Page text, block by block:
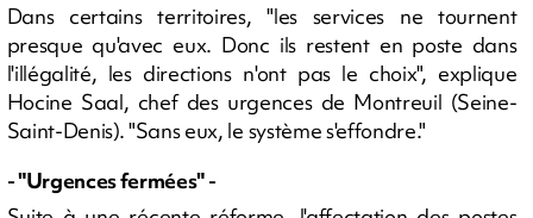
Dans certains territoires, "les services ne tournent
presque qu'avec eux. Donc ils restent en poste dans
l'illégalité, les directions n'ont pas le choix", explique
Hocine Saal, chef des urgences de Montreuil (Seine-
Saint-Denis). "Sans eux, le système s'effondre."
- "Urgences fermées" -